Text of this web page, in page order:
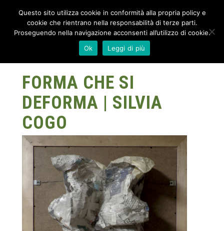
FORMA CHE SI
DEFORMA | SILVIA
COGO
Questo sito utilizza cookie in conformità alla propria policy e
cookie che rientrano nella responsabilità di terze parti.
Proseguendo nella navigazione acconsenti all’utilizzo di cookie.
Ok
Leggi di più